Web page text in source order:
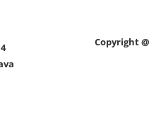
Copyright